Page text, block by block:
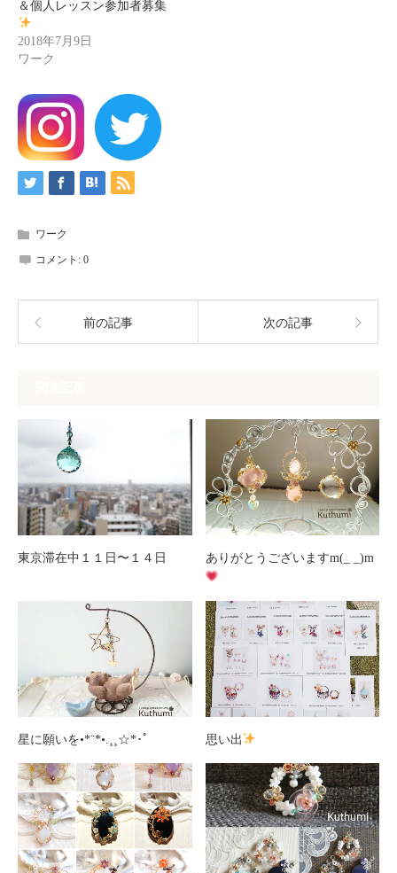
＆個人レッスン参加者募集
2018年7月9日
ワーク
ワーク
コメント: 0
前の記事 次の記事
東京滞在中１１日〜１４日 ありがとうございますm(_ _)m
星に願いを•*¨*•.¸¸☆*･ﾟ 思い出